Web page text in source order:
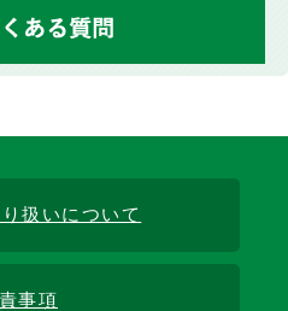
扱いについて
事項